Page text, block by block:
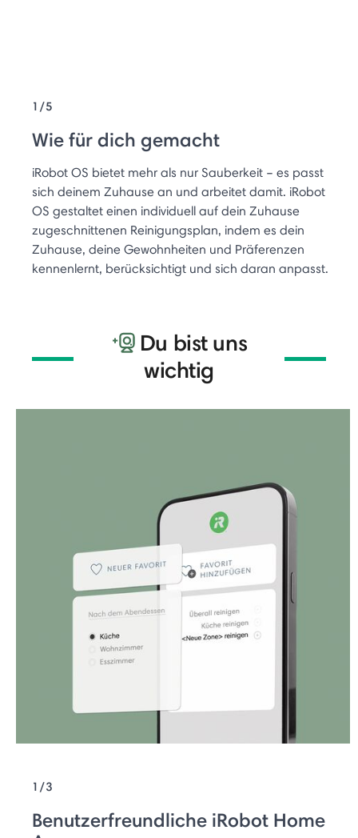
1/5
Wie für dich gemacht
iRobot OS bietet mehr als nur Sauberkeit – es passt
sich deinem Zuhause an und arbeitet damit. iRobot
OS gestaltet einen individuell auf dein Zuhause
zugeschnittenen Reinigungsplan, indem es dein
Zuhause, deine Gewohnheiten und Präferenzen
kennenlernt, berücksichtigt und sich daran anpasst.
Du bist uns
wichtig
1/3
Benutzerfreundliche iRobot Home